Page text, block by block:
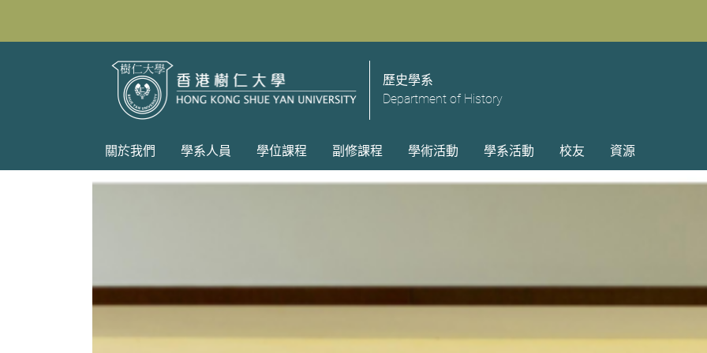
歷史學系
Department of History
關於我們 學系人員 學位課程 副修課程 學術活動 學系活動 校友 資源